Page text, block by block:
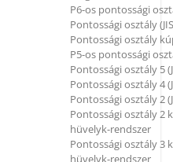
P6-os pontossági
Pontossági osztály
Pontossági osztály
P5-os pontossági
Pontossági osztály 5
Pontossági osztály 4
Pontossági osztály 2
Pontossági osztály 2
hüvelyk-rendszer
Pontossági osztály 3
hüvelyk-rendszer